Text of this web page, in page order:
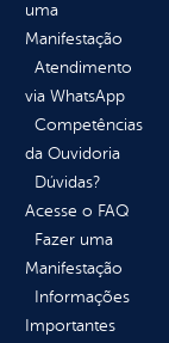
uma
Manifestação
Atendimento
via WhatsApp
Competências
da Ouvidoria
Dúvidas?
Acesse o FAQ
Fazer uma
Manifestação
Informações
Importantes